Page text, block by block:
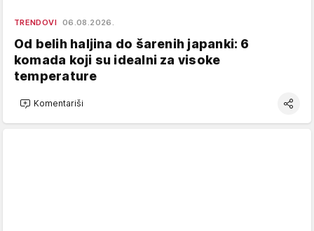
TRENDOVI 06.08.2026.
Od belih haljina do šarenih japanki: 6
komada koji su idealni za visoke
temperature
Komentariši